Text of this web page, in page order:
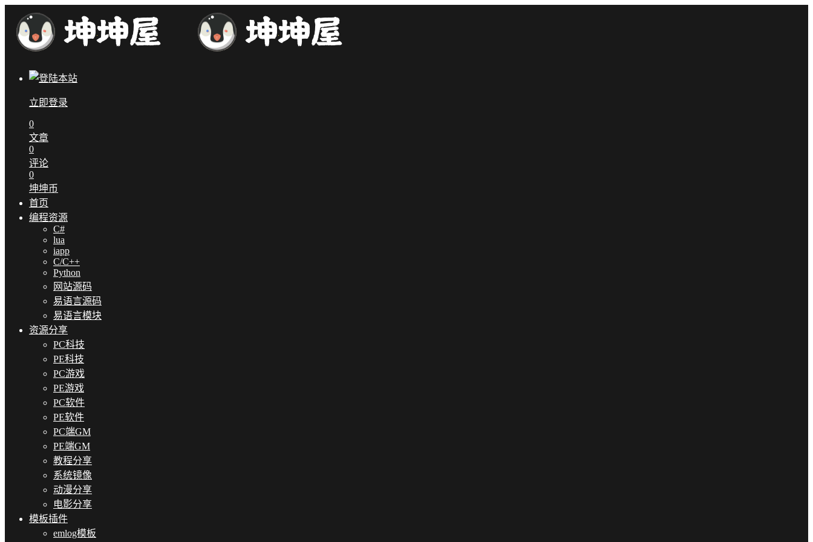
立即登录
0
文章
0
评论
0
坤坤币
首页
编程资源
C#
lua
iapp
C/C++
Python
网站源码
易语言源码
易语言模块
资源分享
PC科技
PE科技
PC游戏
PE游戏
PC软件
PE软件
PC端GM
PE端GM
教程分享
系统镜像
动漫分享
电影分享
模板插件
emlog模板